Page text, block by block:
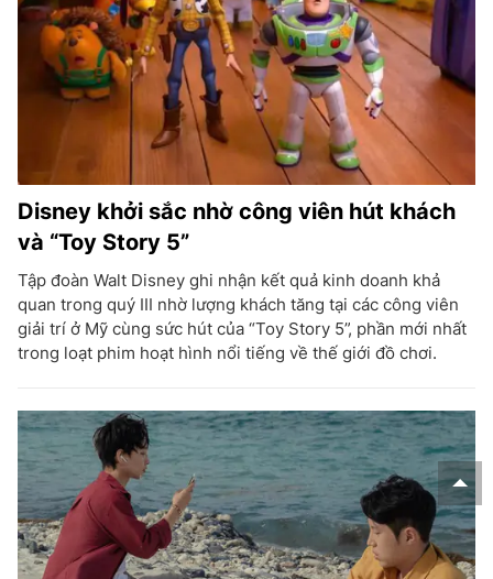
Disney khởi sắc nhờ công viên hút khách
và “Toy Story 5”
Tập đoàn Walt Disney ghi nhận kết quả kinh doanh khả
quan trong quý III nhờ lượng khách tăng tại các công viên
giải trí ở Mỹ cùng sức hút của “Toy Story 5”, phần mới nhất
trong loạt phim hoạt hình nổi tiếng về thế giới đồ chơi.